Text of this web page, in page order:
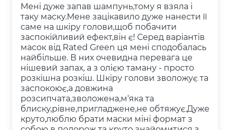
Мені дуже запав шампунь,тому я взяла і
таку маску.Мене зацікавило дуже нанести її
саме на шкіру голови,щоб побачити
заспокійливий ефект,він є! Серед варіантів
масок від Rated Green ця мені сподобалась
найбільше. В них очевидна перевага це
нішевий запах, а з олією таману - просто
розкішна розкіш. Шкіру голови зволожує та
заспокоює,а довжина
розсипчата,зволожена,м‘яка та
блиску,рівне,пригладжене,не обтяжує.Дуже
круто,люблю брати маски міні формат з